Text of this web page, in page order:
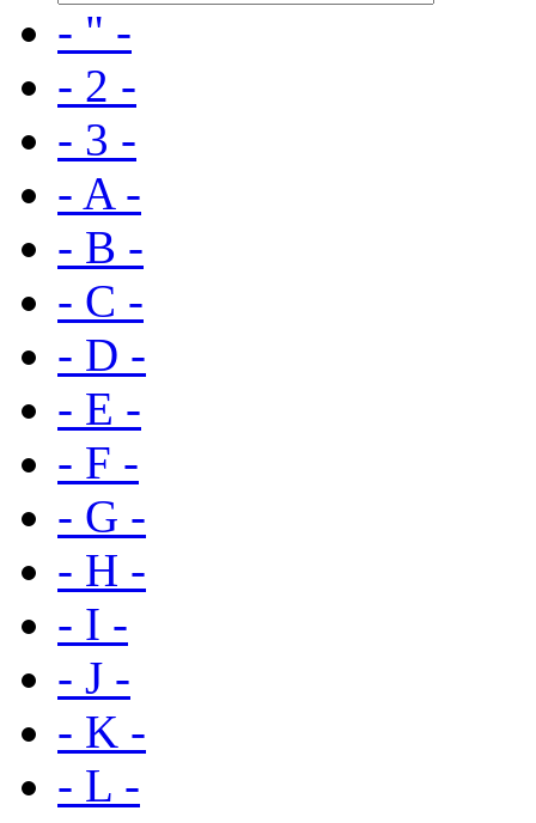
- " -
- 2 -
- 3 -
- A -
- B -
- C -
- D -
- E -
- F -
- G -
- H -
- I -
- J -
- K -
- L -